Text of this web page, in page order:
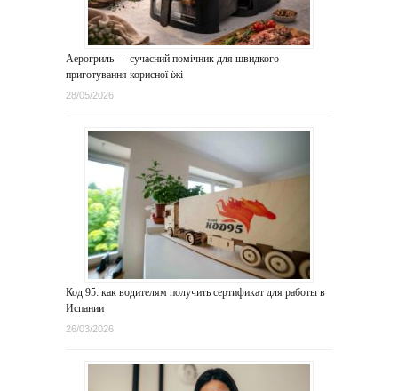
Аерогриль — сучасний помічник для швидкого
приготування корисної їжі
28/05/2026
Код 95: как водителям получить сертификат для работы в
Испании
26/03/2026